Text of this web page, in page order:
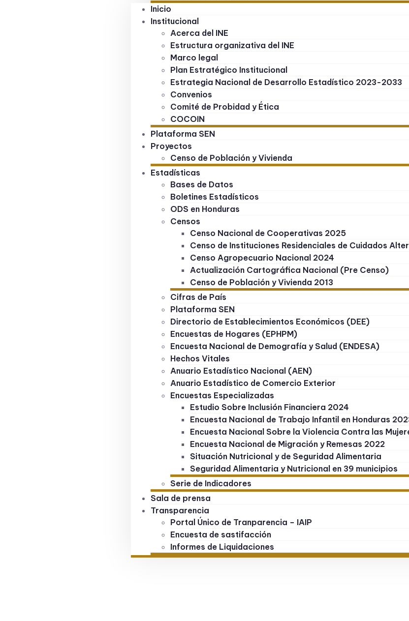
Inicio
Institucional
Acerca del INE
Estructura organizativa del INE
Marco legal
Plan Estratégico Institucional
Estrategia Nacional de Desarrollo Estadístico 2023-2033
Convenios
Comité de Probidad y Ética
COCOIN
Plataforma SEN
Proyectos
Censo de Población y Vivienda
Estadísticas
Bases de Datos
Boletines Estadísticos
ODS en Honduras
Censos
Censo Nacional de Cooperativas 2025
Censo de Instituciones Residenciales de Cuidados
Censo Agropecuario Nacional 2024
Actualización Cartográfica Nacional (Pre Censo)
Censo de Población y Vivienda 2013
Cifras de País
Plataforma SEN
Directorio de Establecimientos Económicos (DEE)
Encuestas de Hogares (EPHPM)
Encuesta Nacional de Demografía y Salud (ENDESA)
Hechos Vitales
Anuario Estadístico Nacional (AEN)
Anuario Estadístico de Comercio Exterior
Encuestas Especializadas
Estudio Sobre Inclusión Financiera 2024
Encuesta Nacional de Trabajo Infantil en Honduras
Encuesta Nacional Sobre la Violencia Contra las
Encuesta Nacional de Migración y Remesas 2022
Situación Nutricional y de Seguridad Alimentaria
Seguridad Alimentaria y Nutricional en 39 municipios
Serie de Indicadores
Sala de prensa
Transparencia
Portal Único de Tranparencia – IAIP
Encuesta de sastifacción
Informes de Liquidaciones